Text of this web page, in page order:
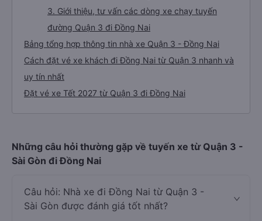
3. Giới thiệu, tư vấn các dòng xe chạy tuyến
đường Quận 3 đi Đồng Nai
Bảng tổng hợp thông tin nhà xe Quận 3 - Đồng Nai
Cách đặt vé xe khách đi Đồng Nai từ Quận 3 nhanh và
uy tín nhất
Đặt vé xe Tết 2027 từ Quận 3 đi Đồng Nai
Những câu hỏi thường gặp về tuyến xe từ Quận 3 -
Sài Gòn đi Đồng Nai
Câu hỏi: Nhà xe đi Đồng Nai từ Quận 3 -
Sài Gòn được đánh giá tốt nhất?